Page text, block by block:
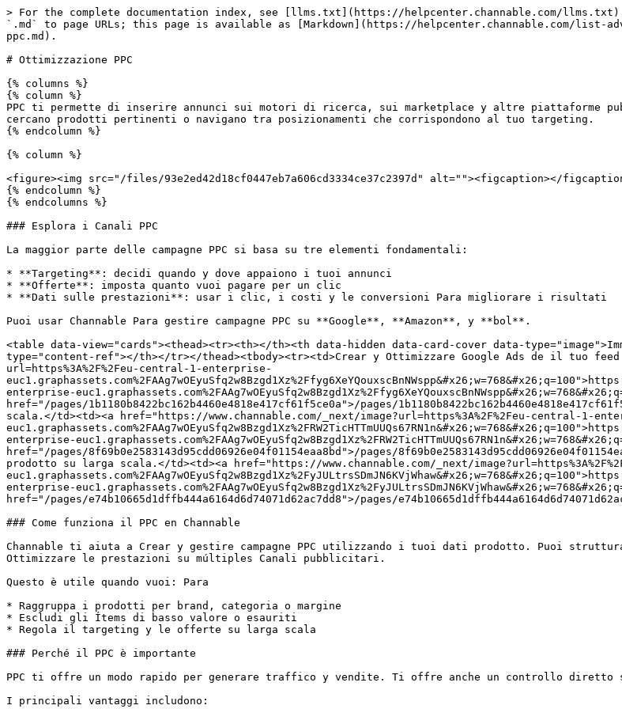
> For the complete documentation index, see [llms.txt](https://helpcenter.channable.com/llms.txt).
`.md` to page URLs; this page is available as [Markdown](https://helpcenter.channable.com/
ppc.md).
# Ottimizzazione PPC
{% columns %}
{% column %}
PPC ti permette di inserire annunci sui motori di ricerca, sui marketplace y altre piattaforme
cercano prodotti pertinenti o navigano tra posizionamenti che corrispondono al tuo targeting.
{% endcolumn %}
{% column %}
<figure><img src="/files/93e2ed42d18cf0447eb7a606cd3334ce37c2397d" alt=""><figcaption></
{% endcolumn %}
{% endcolumns %}
### Esplora i Canali PPC
La maggior parte delle campagne PPC si basa su tre elementi fondamentali:
* **Targeting**: decidi quando y dove appaiono i tuoi annunci
* **Offerte**: imposta quanto vuoi pagare per un clic
* **Dati sulle prestazioni**: usar i clic, i costi y le conversioni Para migliorare i risultati
Puoi usar Channable Para gestire campagne PPC su **Google**, **Amazon**, y **bol**.
<table data-view="cards"><thead><tr><th></th><th data-hidden data-card-cover data-
type="content-ref"></th></tr></thead><tbody><tr><td>Crear y Ottimizzare Google Ads de il tuo
url=https%3A%2F%2Feu-central-1-enterprise-
enterprise-
href="/pages/1b1180b8422bc162b4460e4818e417cf61f5ce0a">/pages/
scala.</td><td><a href="https://www.channable.com/_next/image?url=https%3A%2F%2Feu-central-1-
enterprise-
href="/pages/8f69b0e2583143d95cdd06926e04f01154eaa8bd">/pages/
prodotto su larga scala.</td><td><a href="https://www.channable.com/_next/
enterprise-
href="/pages/e74b10665d1dffb444a6164d6d74071d62ac7dd8">/pages/
### Come funziona il PPC en Channable
Channable ti aiuta a Crear y gestire campagne PPC utilizzando i tuoi dati prodotto. Puoi
Ottimizzare le prestazioni su múltiples Canali pubblicitari.
Questo è utile quando vuoi: Para
* Raggruppa i prodotti per brand, categoria o margine
* Escludi gli Ítems di basso valore o esauriti
* Regola il targeting y le offerte su larga scala
### Perché il PPC è importante
PPC ti offre un modo rapido per generare traffico y vendite. Ti offre anche un controllo
I principali vantaggi includono: